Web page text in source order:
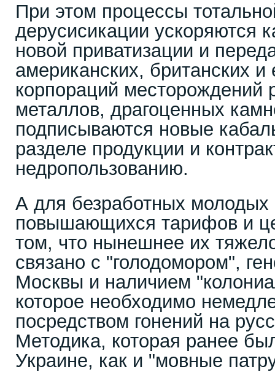
При этом процессы
дерусисикации ускоряются
новой приватизации и
американских, британских и
корпораций месторождений
металлов, драгоценных
подписываются новые
разделе продукции и
недропользованию.
А для безработных молодых
повышающихся тарифов и
том, что нынешнее их
связано с "голодомором",
Москвы и наличием
которое необходимо
посредством гонений на
Методика, которая ранее
Украине, как и "мовные